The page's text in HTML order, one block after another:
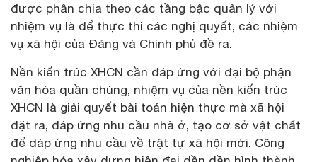
được phân chia theo các tầng bậc quản lý với
nhiệm vụ là để thực thi các nghị quyết, các nhiệm
vụ xã hội của Đảng và Chính phủ đề ra.
Nền kiến trúc XHCN cần đáp ứng với đại bộ phận
văn hóa quần chúng, nhiệm vụ của nền kiến trúc
XHCN là giải quyết bài toán hiện thực mà xã hội
đặt ra, đáp ứng nhu cầu nhà ở, tạo cơ sở vật chất
để dáp ứng nhu cầu về trật tự xã hội mới. Công